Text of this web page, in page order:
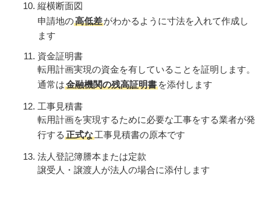
縦横断面図
申請地の高低差がわかるように寸法を入れて作成し
ます
資金証明書
転用計画実現の資金を有していることを証明します。
通常は金融機関の残高証明書 を添付します
工事見積書
転用計画を実現するために必要な工事をする業者が発
行する正式な工事見積書の原本です
法人登記簿謄本または定款
譲受人・譲渡人が法人の場合に添付します